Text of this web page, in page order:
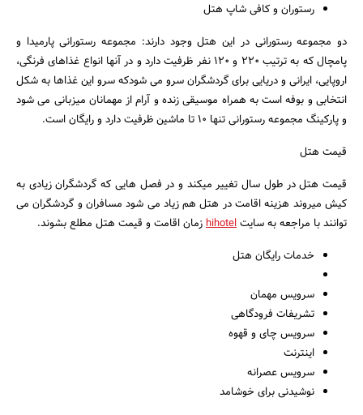
رستوران و کافی شاپ هتل
دو مجموعه رستورانی در این هتل وجود دارند: مجموعه رستورانی پارمیدا و
پامچال که به ترتیب 220 و 120 نفر ظرفیت دارد و در آنها انواع غذاهای فرنگی،
اروپایی، ایرانی و دریایی برای گردشگران سرو می شودکه سرو این غذاها به شکل
انتخابی و بوفه است به همراه موسیقی زنده و آرام از مهمانان میزبانی می شود
و پارکینگ مجموعه رستورانی تنها 10 تا ماشین ظرفیت دارد و رایگان است.
قیمت هتل
قیمت هتل در طول سال تغییر میکند و در فصل هایی که گردشگران زیادی به
کیش میروند هزینه اقامت در هتل هم زیاد می شود مسافران و گردشگران می
توانند با مراجعه به سایتhihotelزمان اقامت و قیمت هتل مطلع بشوند.
خدمات رایگان هتل
سرویس مهمان
تشریفات فرودگاهی
سرویس چای و قهوه
اینترنت
سرویس عصرانه
نوشیدنی برای خوشامد